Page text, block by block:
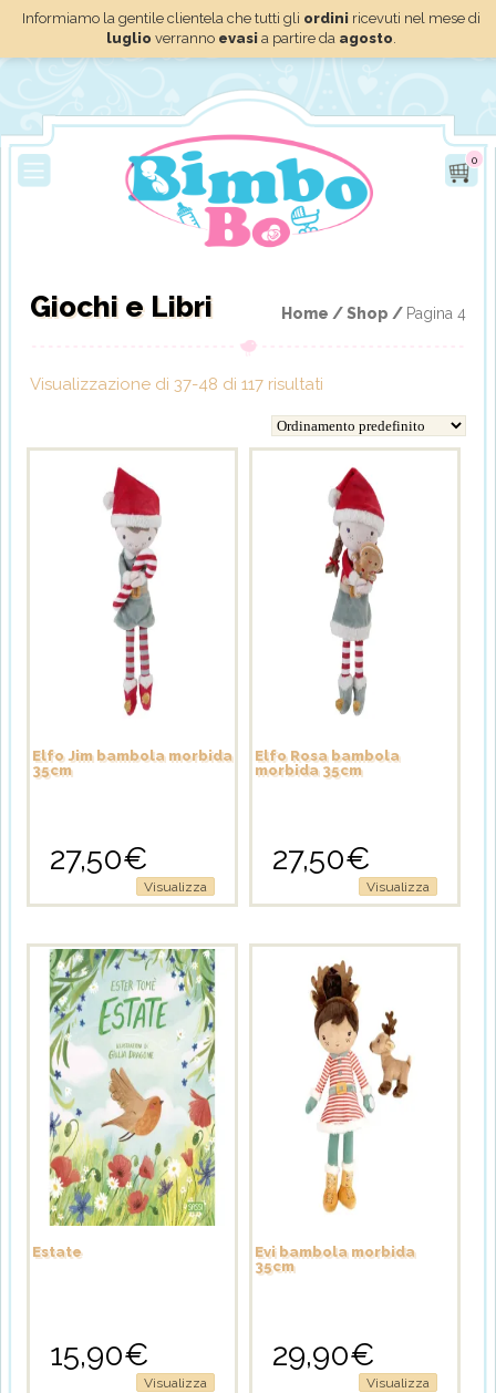
Informiamo la gentile clientela che tutti gli ordini ricevuti nel mese di
luglio verranno evasi a partire da agosto.
0
Home /Shop / Pagina 4
Giochi e Libri
Visualizzazione di 37-48 di 117 risultati
Elfo Jim bambola morbida
35cm
27,50€
Visualizza
Elfo Rosa bambola
morbida 35cm
27,50€
Visualizza
Estate
15,90€
Visualizza
Evi bambola morbida
35cm
29,90€
Visualizza